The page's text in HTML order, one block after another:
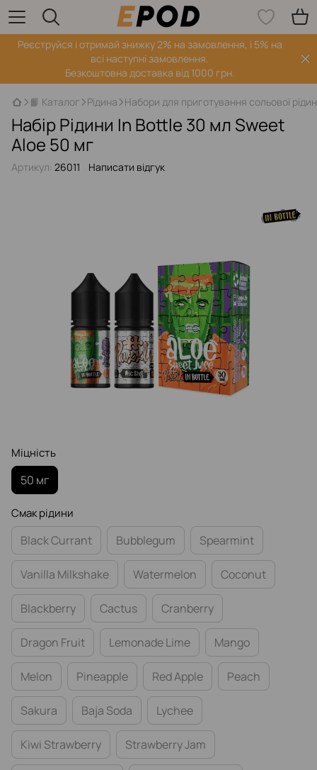
Реєструйся і отримай знижку 2% на замовлення, і 5% на
всі наступні замовлення.
Безкоштовна доставка від 1000 грн.
📙 Каталог Рідина Набори для приготування сольової
Набір Рідини In Bottle 30 мл Sweet
Aloe 50 мг
Артикул: 26011 Написати відгук
Міцність
50 мг
Смак рідини
Black Currant Bubblegum Spearmint
Vanilla Milkshake Watermelon Coconut
Blackberry Cactus Cranberry
Dragon Fruit Lemonade Lime Mango
Melon Pineapple Red Apple Peach
Sakura Baja Soda Lychee
Kiwi Strawberry Strawberry Jam